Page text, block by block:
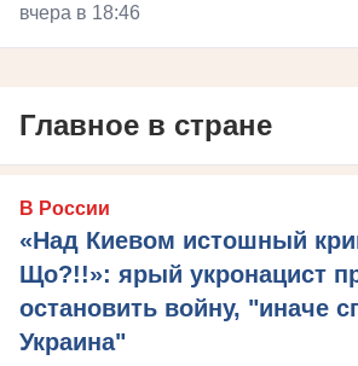
вчера в 18:46
Главное в стране
В России
«Над Киевом истошный
Що?!!»: ярый укронацист
остановить войну, "иначе
Украина"